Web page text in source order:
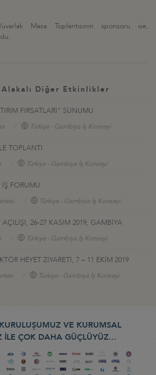
Masa Toplantısının sponsoru ise,
Alakalı Diğer Etkinlikler
FIRSATLARI" SUNUMU
Türkiye - Gambiya İş Konseyi
TOPLANTI
Türkiye - Gambiya İş Konseyi
FORUMU
Türkiye - Gambiya İş Konseyi
26-27 KASIM 2019, GAMBİYA
Türkiye - Gambiya İş Konseyi
HEYET ZİYARETİ, 7 – 11 EKİM 2019
Türkiye - Gambiya İş Konseyi
VE KURUMSAL
İLE ÇOK DAHA GÜÇLÜYÜZ...